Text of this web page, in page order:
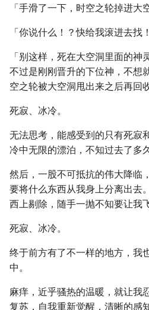
「手滑了一下，时空之轮掉进大
「你说什么！？快给我滚进去找
「别这样，死在大空洞里面的
不过是刚刚晋升的下位神，不想
空之轮被大空洞甩出来之后再回
死寂、冰冷。
无法思考，能感受到的只有死寂
冷中无限的漂泊，不知过去了多久
然后，一股不可抵抗的伟大降临
要将什么东西从我身上分离出去
西上剔除，随手一抛不知要让我
死寂、冰冷。
终于前方有了不一样的地方，我
中。
麻痒，近乎骚热的温暖，就让我
复苏，自我重新觉醒，清晰的感